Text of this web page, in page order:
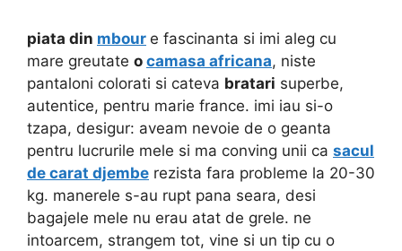
piata din mbour e fascinanta si imi aleg cu
mare greutate o camasa africana, niste
pantaloni colorati si cateva bratari superbe,
autentice, pentru marie france. imi iau si-o
tzapa, desigur: aveam nevoie de o geanta
pentru lucrurile mele si ma conving unii ca sacul
de carat djembe rezista fara probleme la 20-30
kg. manerele s-au rupt pana seara, desi
bagajele mele nu erau atat de grele. ne
intoarcem, strangem tot, vine si un tip cu o